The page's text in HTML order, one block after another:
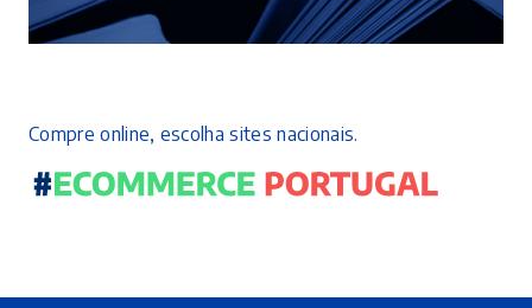
Compre online, escolha sites nacionais.